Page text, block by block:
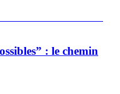
: le chemin